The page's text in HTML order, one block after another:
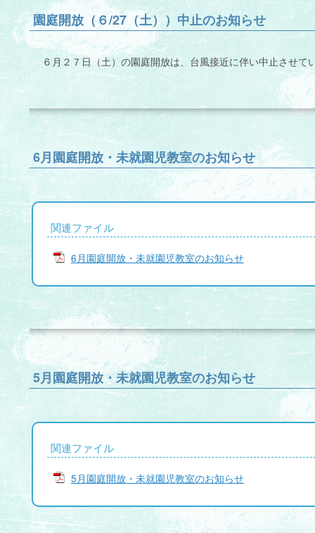
園庭開放（６/27（土））中止のお知らせ
６月２７日（土）の園庭開放は、台風接近に伴い中止させて
6月園庭開放・未就園児教室のお知らせ
関連ファイル
6月園庭開放・未就園児教室のお知らせ
5月園庭開放・未就園児教室のお知らせ
関連ファイル
5月園庭開放・未就園児教室のお知らせ